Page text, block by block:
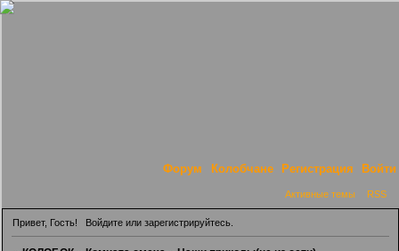
Форум Колобчане Регистрация Войти
Активные темы RSS
Привет, Гость! Войдитеили зарегистрируйтесь.